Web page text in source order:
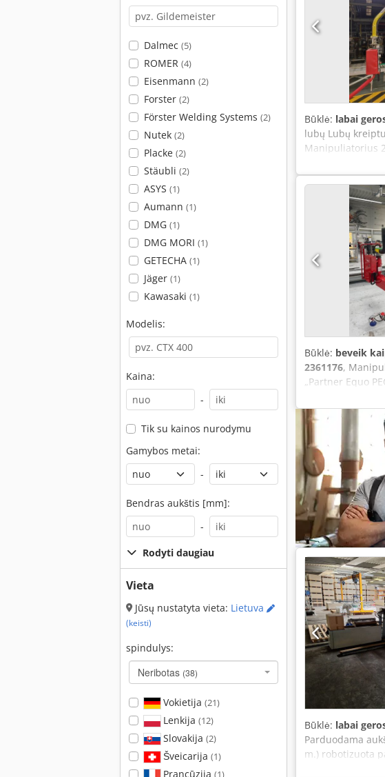
Dalmec (5)
ROMER (4)
Eisenmann (2)
Forster (2)
Förster Welding Systems (2)
Nutek (2)
Placke (2)
Stäubli (2)
ASYS (1)
Aumann (1)
DMG (1)
DMG MORI (1)
GETECHA (1)
Jäger (1)
Kawasaki (1)
Modelis:
Kaina:
-
Tik su kainos nurodymu
Gamybos metai:
-
Bendras aukštis [mm]:
-
Rodyti daugiau
Vieta
Jūsų nustatyta vieta: Lietuva
(keisti)
spindulys:
Neribotas (38)
Vokietija (21)
Lenkija (12)
Slovakija (2)
Šveicarija (1)
Prancūzija (1)
Būklė: labai
lubų Lubų
Manipuliatorius
Būklė: beveik
2361176,
„Partner Equo
Būklė: labai
Parduodama
m.) robotizuota
padėklų ir